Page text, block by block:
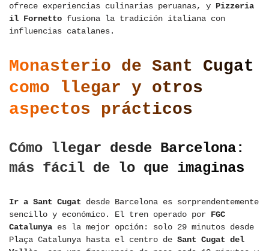
ofrece experiencias culinarias peruanas, y Pizzeria
il Fornetto fusiona la tradición italiana con
influencias catalanes.
Monasterio de Sant Cugat
como llegar y otros
aspectos prácticos
Cómo llegar desde Barcelona:
más fácil de lo que imaginas
Ir a Sant Cugat desde Barcelona es sorprendentemente
sencillo y económico. El tren operado por FGC
Catalunya es la mejor opción: solo 29 minutos desde
Plaça Catalunya hasta el centro de Sant Cugat del